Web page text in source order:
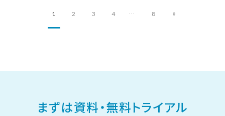
1 2 3 4 … 8
まずは資料・無料トライアル